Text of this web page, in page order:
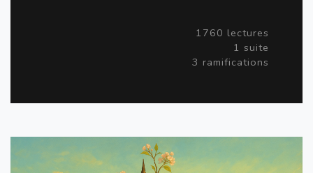
1760 lectures
1 suite
3 ramifications